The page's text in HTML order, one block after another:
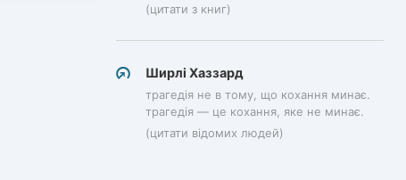
(цитати з книг)
Ширлі Хаззард
трагедія не в тому, що кохання минає.
трагедія — це кохання, яке не минає.
(цитати відомих людей)